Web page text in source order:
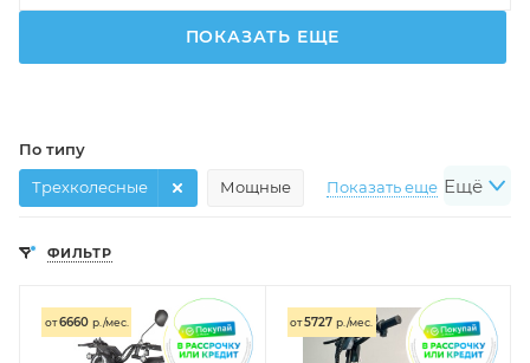
ПОКАЗАТЬ ЕЩЕ
Ещё
По типу
Трехколесные
Мощные Показать еще
Взрослые
По мощности
Мощность 350W
Мощность 500W
ФИЛЬТР
от6660 р./мес. от5727 р./мес.